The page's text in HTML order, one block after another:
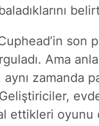
son
Ama
zamanda
ettikleri oyunu